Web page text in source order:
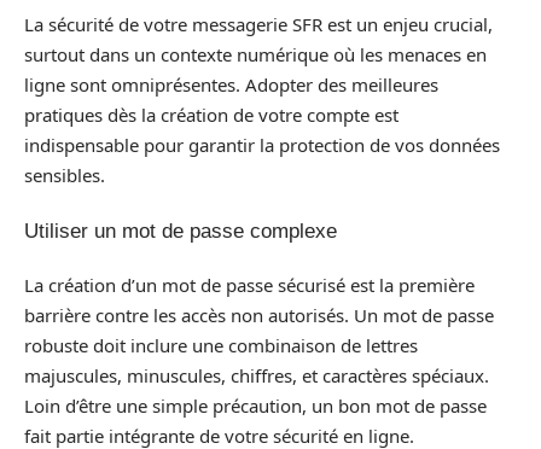
La sécurité de votre messagerie SFR est un enjeu crucial,
surtout dans un contexte numérique où les menaces en
ligne sont omniprésentes. Adopter des meilleures
pratiques dès la création de votre compte est
indispensable pour garantir la protection de vos données
sensibles.
Utiliser un mot de passe complexe
La création d’un mot de passe sécurisé est la première
barrière contre les accès non autorisés. Un mot de passe
robuste doit inclure une combinaison de lettres
majuscules, minuscules, chiffres, et caractères spéciaux.
Loin d’être une simple précaution, un bon mot de passe
fait partie intégrante de votre sécurité en ligne.